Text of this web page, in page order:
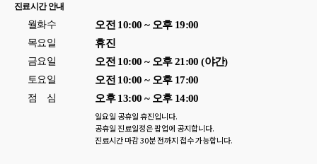
진료시간 안내
월화수
목요일
금요일
토요일
점
심
오전 10:00 ~ 오후 19:00
휴진
오전 10:00 ~ 오후 21:00 (야간)
오전 10:00 ~ 오후 17:00
오후 13:00 ~ 오후 14:00
일요일 공휴일 휴진입니다.
공휴일 진료일정은 팝업에 공지합니다.
진료시간 마감 30분 전까지 접수 가능합니다.